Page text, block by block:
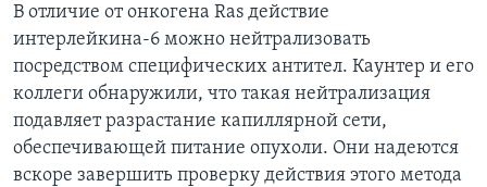
В отличие от онкогена Ras действие
интерлейкина-6 можно нейтрализовать
посредством специфических антител. Каунтер и его
коллеги обнаружили, что такая нейтрализация
подавляет разрастание капиллярной сети,
обеспечивающей питание опухоли. Они надеются
вскоре завершить проверку действия этого метода